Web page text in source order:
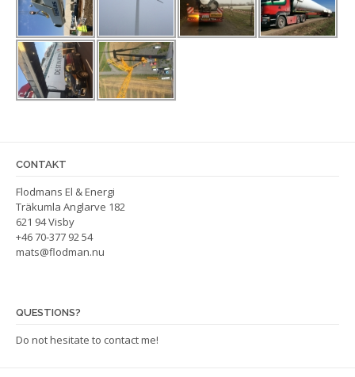
CONTAKT
Flodmans El & Energi
Träkumla Anglarve 182
621 94 Visby
+46 70-377 92 54
mats@flodman.nu
QUESTIONS?
Do not hesitate to contact me!